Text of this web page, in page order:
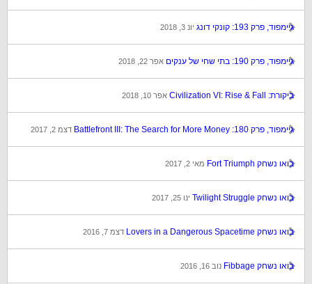
גיימפוד, פרק 193: קונקי דונג יונ 3, 2018
גיימפוד, פרק 190: בתי שחי של ענקים אפר 22, 2018
ביקורת: Civilization VI: Rise & Fall אפר 10, 2018
גיימפוד, פרק 180: Battlefront III: The Search for More Money דצמ 2, 2017
בואו נשחק Fort Triumph מאי 2, 2017
בואו נשחק Twilight Struggle ינו 25, 2017
בואו נשחק Lovers in a Dangerous Spacetime דצמ 7, 2016
בואו נשחק Fibbage נוב 16, 2016